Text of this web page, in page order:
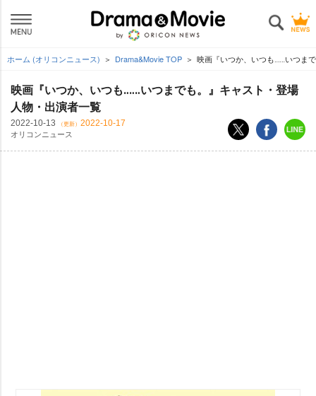
ホーム (オリコンニュース) Drama&Movie TOP 映画『いつか、いつも‥‥‥いつま
映画『いつか、いつも‥‥‥いつまでも。』キャスト・登場
人物・出演者一覧
2022-10-13 （更新） 2022-10-17
オリコンニュース